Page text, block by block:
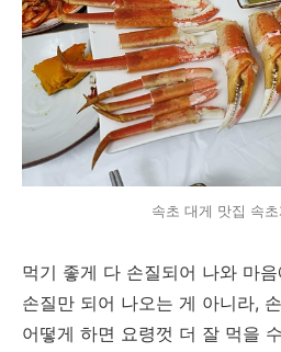
속초 대게 맛집 속
먹기 좋게 다 손질되어 나와 마
손질만 되어 나오는 게 아니라,
어떻게 하면 요령껏 더 잘 먹을